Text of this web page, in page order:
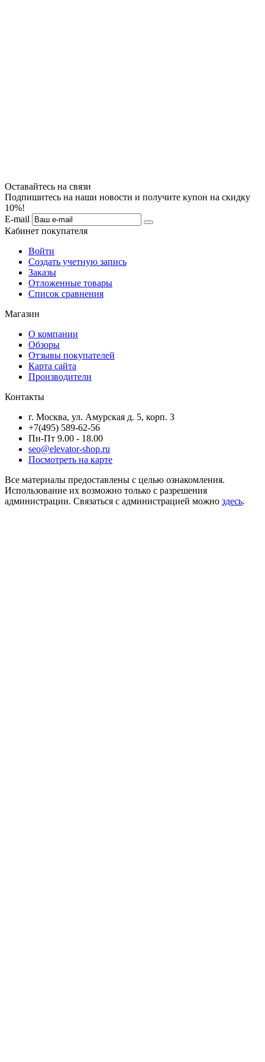
Оставайтесь на связи
Подпишитесь на наши новости и получите купон на скидку
10%!
E-mail
Кабинет покупателя
Войти
Создать учетную запись
Заказы
Отложенные товары
Список сравнения
Магазин
О компании
Обзоры
Отзывы покупателей
Карта сайта
Производители
Контакты
г. Москва, ул. Амурская д. 5, корп. 3
+7(495) 589-62-56
Пн-Пт 9.00 - 18.00
seo@elevator-shop.ru
Посмотреть на карте
Все материалы предоставлены с целью ознакомления.
Использование их возможно только с разрешения
администрации. Связаться с администрацией можно здесь.